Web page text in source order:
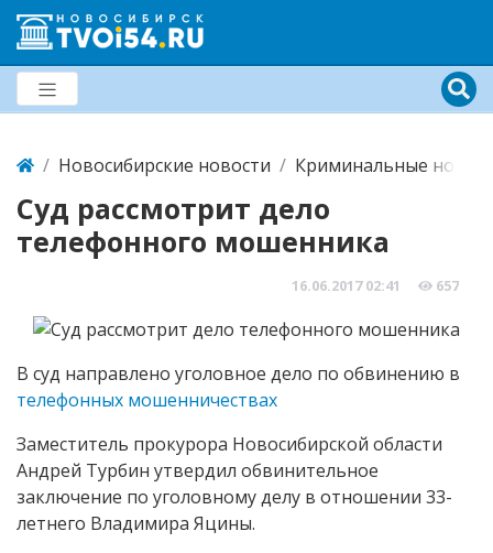
Новосибирские новости Криминальные
Суд рассмотрит дело
телефонного мошенника
16.06.2017 02:41 657
В суд направлено уголовное дело по обвинению в
телефонных мошенничествах
Заместитель прокурора Новосибирской области
Андрей Турбин утвердил обвинительное
заключение по уголовному делу в отношении 33-
летнего Владимира Яцины.